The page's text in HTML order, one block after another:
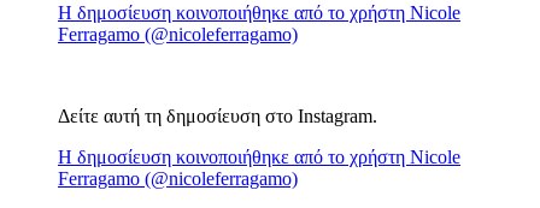
Η δημοσίευση κοινοποιήθηκε από το χρήστη Nicole
Ferragamo (@nicoleferragamo)
Δείτε αυτή τη δημοσίευση στο Instagram.
Η δημοσίευση κοινοποιήθηκε από το χρήστη Nicole
Ferragamo (@nicoleferragamo)